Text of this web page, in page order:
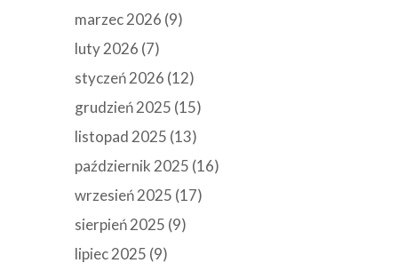
marzec 2026 (9)
luty 2026 (7)
styczeń 2026 (12)
grudzień 2025 (15)
listopad 2025 (13)
październik 2025 (16)
wrzesień 2025 (17)
sierpień 2025 (9)
lipiec 2025 (9)